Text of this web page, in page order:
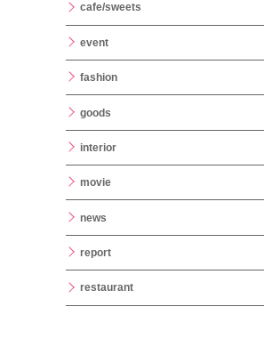
cafe/sweets
event
fashion
goods
interior
movie
news
report
restaurant